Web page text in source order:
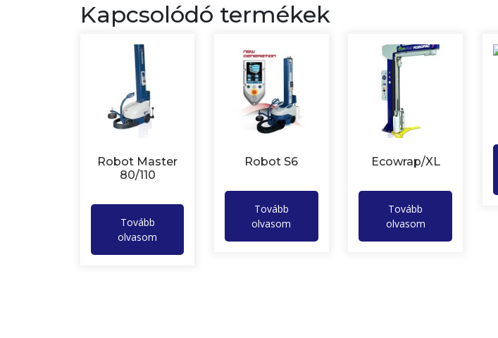
Kapcsolódó termékek
Robot Master
80/110
Tovább
olvasom
Robot S6
Tovább
olvasom
Ecowrap/XL
Tovább
olvasom